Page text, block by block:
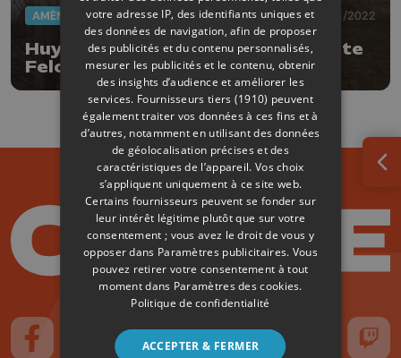
AMÉNAGEMENT DU TERRITOIRE 18/01/2022
Huy: un nouveau quartier sur le site
Felon-Lange
Suivez-nous sur FaceBook
Suivez-nous sur Instagram
Suivez-nous sur TikTokSuivez-nous sur YouTube
Suivez-nous
votre adresse IP, des identifiants uniques et
des données de navigation, afin de proposer
des publicités et du contenu personnalisés,
mesurer les publicités et le contenu, obtenir
des insights d’audience et améliorer les
services. Fournisseurs tiers (1910) peuvent
également traiter vos données à ces fins et à
d’autres, notamment en utilisant des données
de géolocalisation précises et des
caractéristiques de l’appareil. Vos choix
s’appliquent uniquement à ce site web.
Certains fournisseurs peuvent se fonder sur
leur intérêt légitime plutôt que sur votre
consentement ; vous avez le droit de vous y
opposer dans Paramètres publicitaires. Vous
pouvez retirer votre consentement à tout
moment dans Paramètres des cookies.
Politique de confidentialité
ACCEPTER & FERMER